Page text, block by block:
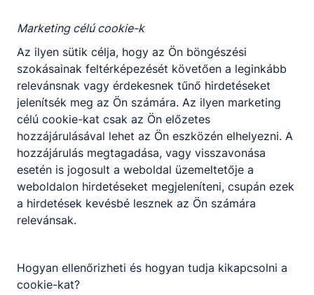
évben. Speciális vájár iskolának indult a Várpalotai
Szénbányák szakmunkás utánpótlásának
biztosítására. 1964-ben mélyfúró
szakközépiskolai képzés indult, a meglévő
szakmunkásképzés mellett, melyre az egész
országból voltak jelentkezők, így nem csoda ha
csak kiváló eredménnyel lehetett a tagozatra
bekerülni. A két iskola egyesítése után lassan
megszűntek a bányaipari és mélyfúró képzések.
1986 szeptemberében erősáramú
berendezésszerelő, 1989 szeptemberében
ruhaipari szakközépiskola indítása vált
szükségessé. Az iskola tantestülete egyre inkább
ban úgy döntött, hogy felveszi Faller Jenő nevét.
A rendszerváltozás utáni években a piacorientált
Marketing célú cookie-k
Az ilyen sütik célja, hogy az Ön böngészési
szokásainak feltérképezését követően a leginkább
relevánsnak vagy érdekesnek tűnő hirdetéseket
jelenítsék meg az Ön számára. Az ilyen marketing
célú cookie-kat csak az Ön előzetes
hozzájárulásával lehet az Ön eszközén elhelyezni. A
hozzájárulás megtagadása, vagy visszavonása
esetén is jogosult a weboldal üzemeltetője a
weboldalon hirdetéseket megjeleníteni, csupán ezek
a hirdetések kevésbé lesznek az Ön számára
relevánsak.
Hogyan ellenőrizheti és hogyan tudja kikapcsolni a
cookie-kat?